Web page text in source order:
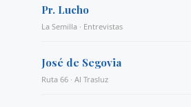
Pr. Lucho
La Semilla · Entrevistas
José de Segovia
Ruta 66 · Al Trasluz